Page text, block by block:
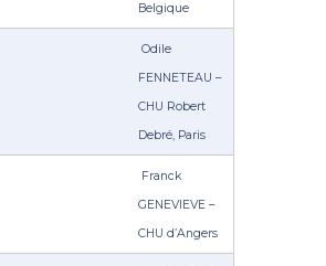
Belgique
Odile
FENNETEAU –
CHU Robert
Debré, Paris
Franck
GENEVIEVE –
CHU d’Angers